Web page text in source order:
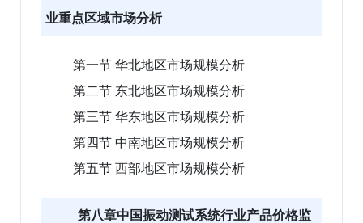
业重点区域市场分析
第一节 华北地区市场规模分析
第二节 东北地区市场规模分析
第三节 华东地区市场规模分析
第四节 中南地区市场规模分析
第五节 西部地区市场规模分析
第八章中国振动测试系统行业产品价格监